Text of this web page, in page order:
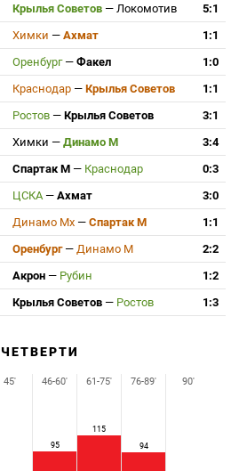
Крылья Советов — Локомотив
5:1
Химки — Ахмат
1:1
Оренбург — Факел
1:0
Краснодар — Крылья Советов
1:1
Ростов — Крылья Советов
3:1
Химки — Динамо М
3:4
Спартак М — Краснодар
0:3
ЦСКА — Ахмат
3:0
Динамо Мх — Спартак М
1:1
Оренбург — Динамо М
2:2
Акрон — Рубин
1:2
Крылья Советов — Ростов 1:3
ЧЕТВЕРТИ
95
115
94
45' 46-60' 61-75' 76-89' 90'